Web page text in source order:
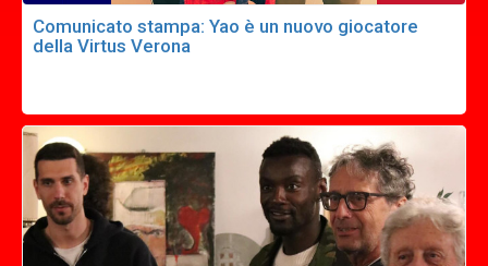
Comunicato stampa: Yao è un nuovo giocatore
della Virtus Verona